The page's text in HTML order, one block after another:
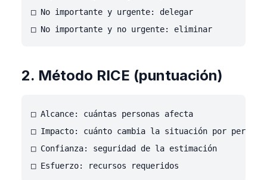
□ No importante y urgente: delegar
2. Método RICE (puntuación)
□ Alcance: cuántas personas afecta
□ Impacto: cuánto cambia la situación por persona
□ Confianza: seguridad de la estimación